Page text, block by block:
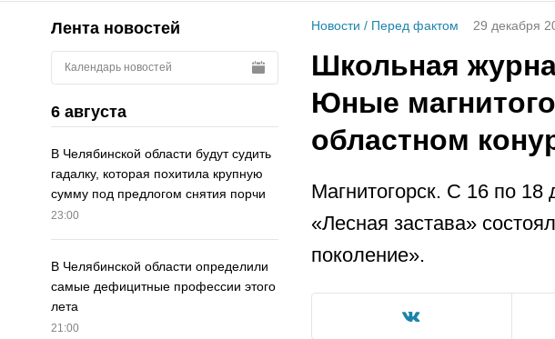
Лента новостей
Календарь новостей
6 августа
В Челябинской области будут судить
гадалку, которая похитила крупную
сумму под предлогом снятия порчи
23:00
В Челябинской области определили
самые дефицитные профессии этого
лета
21:00
Новости / Перед фактом 29 декабря
Школьная
Юные
областном
Магнитогорск. С 16 по 18
«Лесная застава»
поколение».